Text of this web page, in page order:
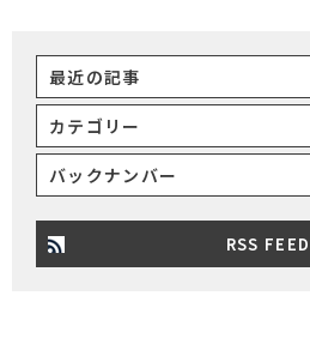
最近の記事
カテゴリー
バックナンバー
RSS FEED